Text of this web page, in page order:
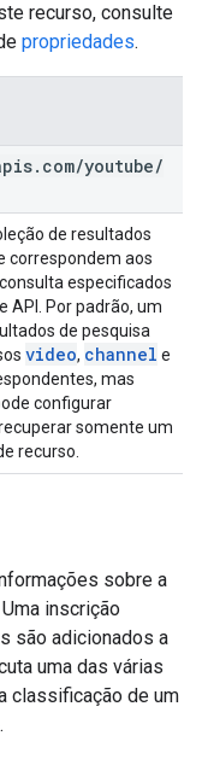
recurso, consulte
propriedades.
. com/youtube/
de resultados
correspondem aos
especificados
API. Por padrão, um
de pesquisa
video, channel e
mas
configurar
somente um
recurso.
sobre a
inscrição
são adicionados a
uma das várias
classificação de um